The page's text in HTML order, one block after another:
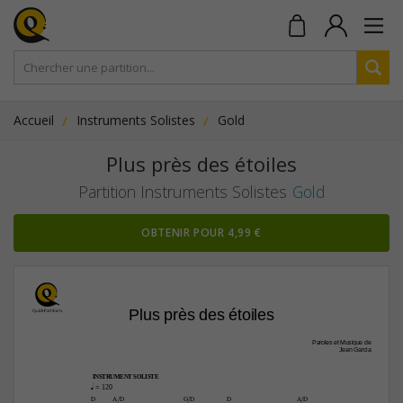
Accueil Instruments Solistes Gold
Plus près des étoiles
Partition Instruments Solistes Gold
OBTENIR POUR 4,99 €
Paroles et Musique de
Jean Garcia
Plus près des étoiles
q = 120
INSTRUMENT SOLISTE
D A/D G/D D A/D